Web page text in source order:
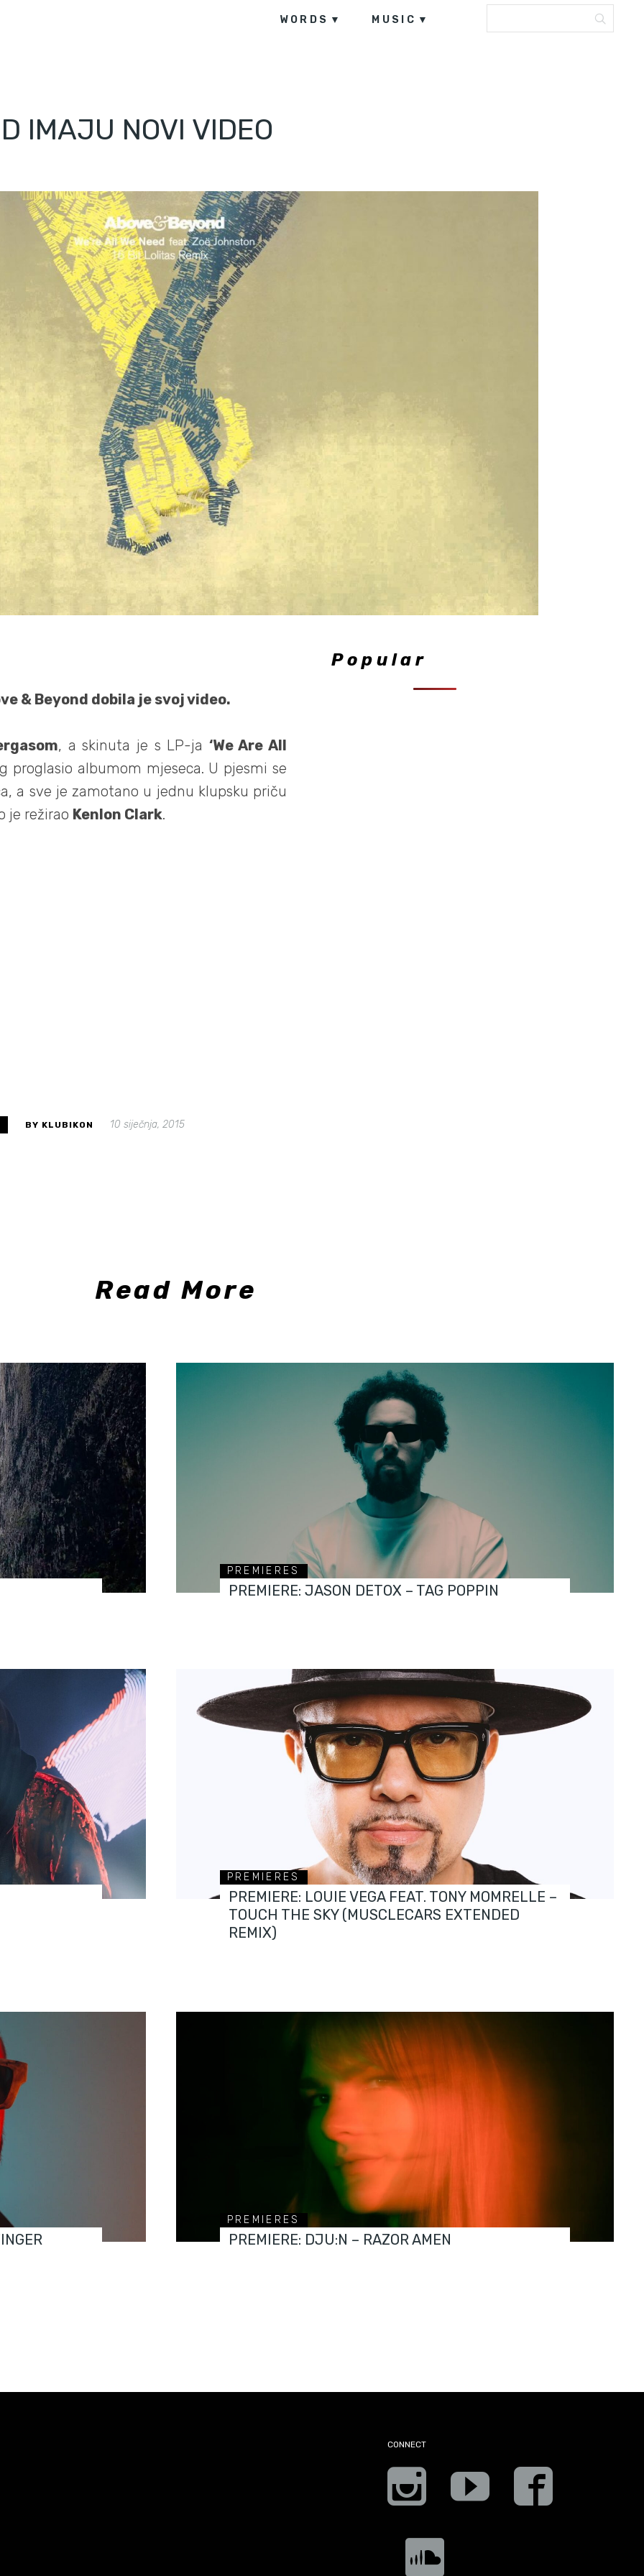
WORDS MUSIC
IMAJU NOVI VIDEO
& Beyond dobila je svoj video.
, a skinuta je s LP-ja ‘We Are All
proglasio albumom mjeseca. U pjesmi se
a sve je zamotano u jednu klupsku priču
je režirao Kenlon Clark.
BY KLUBIKON 10 siječnja, 2015
Popular
Read More
PREMIERES
PREMIERE: JASON DETOX – TAG POPPIN
PREMIERES
PREMIERE: LOUIE VEGA FEAT. TONY MOMRELLE –
TOUCH THE SKY (MUSCLECARS EXTENDED
REMIX)
PREMIERES
PREMIERE: DJU:N – RAZOR AMEN
CONNECT